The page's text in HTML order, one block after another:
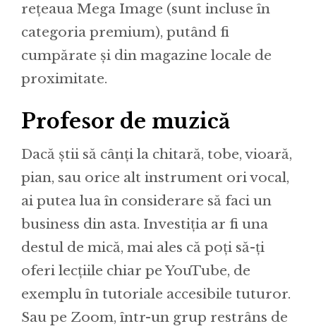
rețeaua Mega Image (sunt incluse în
categoria premium), putând fi
cumpărate și din magazine locale de
proximitate.
Profesor de muzică
Dacă știi să cânți la chitară, tobe, vioară,
pian, sau orice alt instrument ori vocal,
ai putea lua în considerare să faci un
business din asta. Investiția ar fi una
destul de mică, mai ales că poți să-ți
oferi lecțiile chiar pe YouTube, de
exemplu în tutoriale accesibile tuturor.
Sau pe Zoom, într-un grup restrâns de